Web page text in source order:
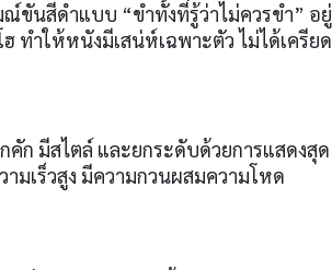
ขันสีดำแบบ “ขำทั้งที่รู้ว่าไม่ควรขำ” อยู่
ทำให้หนังมีเสน่ห์เฉพาะตัว ไม่ได้เครียด
ก มีสไตล์ และยกระดับด้วยการแสดงสุด
มเร็วสูง มีความกวนผสมความโหด